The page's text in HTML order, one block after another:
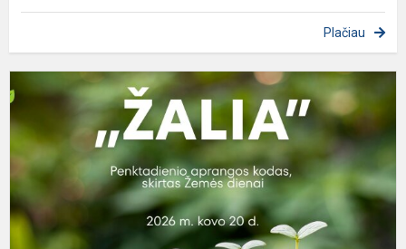
Plačiau